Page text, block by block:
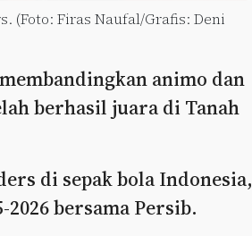
(Foto: Firas Naufal/Grafis: Deni
animo dan
berhasil juara di Tanah
di sepak bola Indonesia,
bersama Persib.